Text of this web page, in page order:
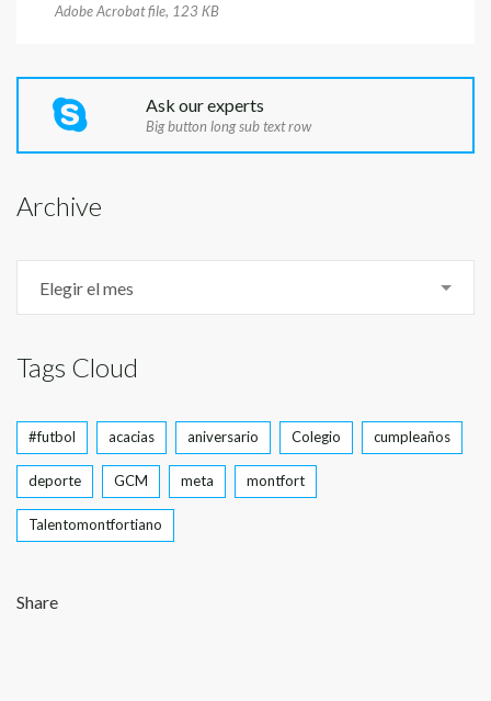
Adobe Acrobat file, 123 КB
Ask our experts
Big button long sub text row
Archive
Elegir el mes
Tags Cloud
#futbol acacias aniversario Colegio cumpleaños
deporte GCM meta montfort
Talentomontfortiano
Share